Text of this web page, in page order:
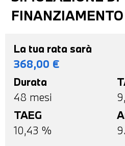
FINANZIAMENTO
La tua rata sarà
368,00 €
Durata
48 mesi
TAEG
10,43 %